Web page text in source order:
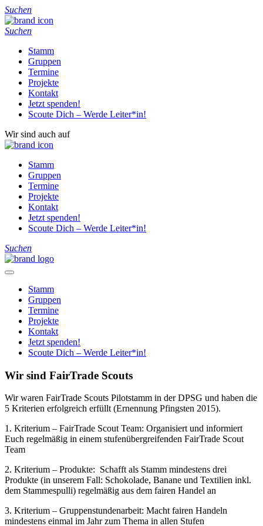
Suchen
Suchen
Stamm
Gruppen
Termine
Projekte
Kontakt
Jetzt spenden!
Scoute Dich – Werde Leiter*in!
Wir sind auch auf
Stamm
Gruppen
Termine
Projekte
Kontakt
Jetzt spenden!
Scoute Dich – Werde Leiter*in!
Suchen
Stamm
Gruppen
Termine
Projekte
Kontakt
Jetzt spenden!
Scoute Dich – Werde Leiter*in!
Wir sind FairTrade Scouts
Wir waren FairTrade Scouts Pilotstamm in der DPSG und haben die
5 Kriterien erfolgreich erfüllt (Ernennung Pfingsten 2015).
1. Kriterium – FairTrade Scout Team: Organisiert und informiert
Euch regelmäßig in einem stufenübergreifenden FairTrade Scout
Team
2. Kriterium – Produkte: Schafft als Stamm mindestens drei
Produkte (in unserem Fall: Schokolade, Banane und Textilien inkl.
dem Stammespulli) regelmäßig aus dem fairen Handel an
3. Kriterium – Gruppenstundenarbeit: Macht fairen Handeln
mindestens einmal im Jahr zum Thema in allen Stufen